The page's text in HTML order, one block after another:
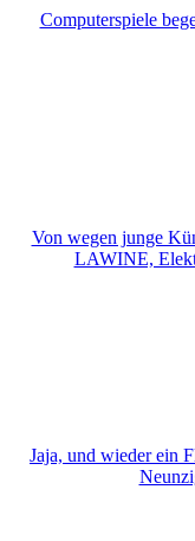
Computerspiele
Von wegen junge
LAWINE,
Jaja, und wieder ein